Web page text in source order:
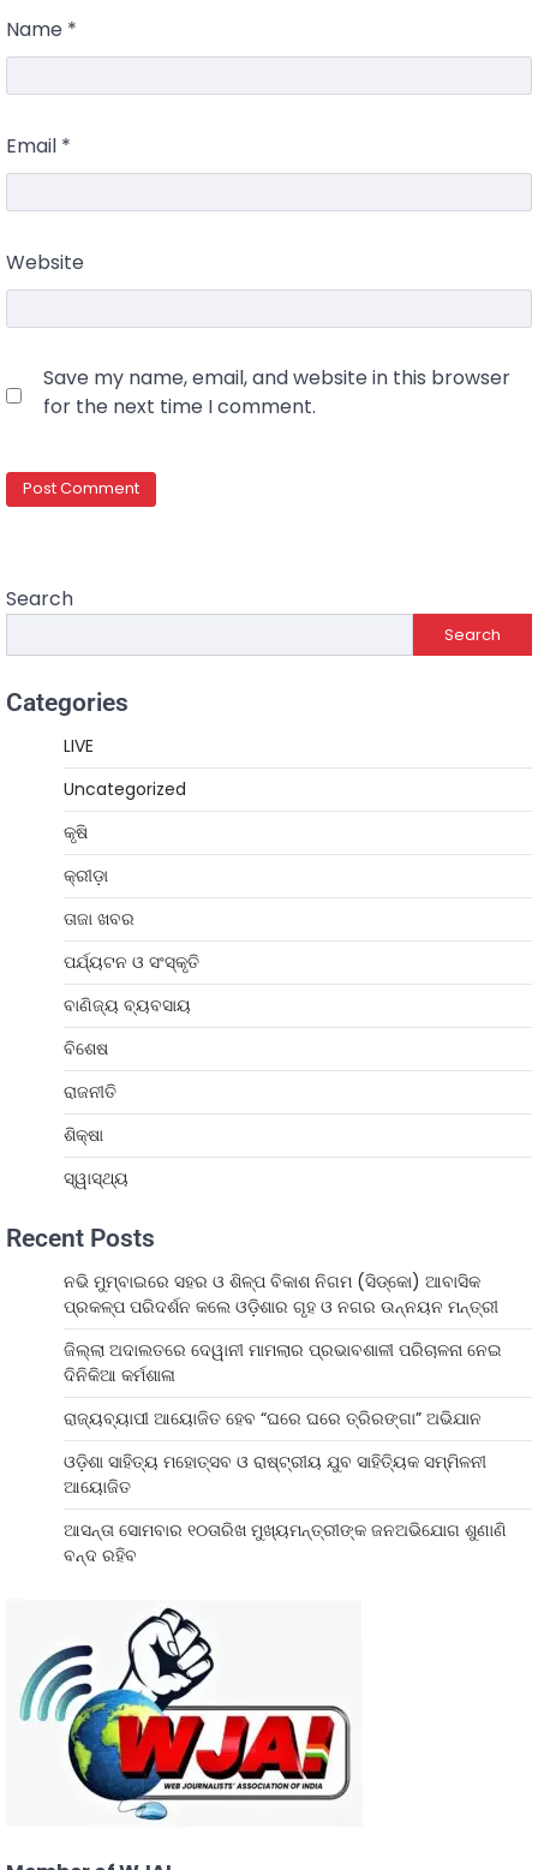
Name *
Email *
Website
Save my name, email, and website in this browser
for the next time I comment.
Search
Search
Categories
LIVE
Uncategorized
କୃଷି
କ୍ରୀଡ଼ା
ତାଜା ଖବର
ପର୍ଯ୍ୟଟନ ଓ ସଂସ୍କୃତି
ବାଣିଜ୍ୟ ବ୍ୟବସାୟ
ବିଶେଷ
ରାଜନୀତି
ଶିକ୍ଷା
ସ୍ୱାସ୍ଥ୍ୟ
Recent Posts
ନଭି ମୁମ୍ବାଇରେ ସହର ଓ ଶିଳ୍ପ ବିକାଶ ନିଗମ (ସିଡ୍‌କୋ) ଆବାସିକ
ପ୍ରକଳ୍ପ ପରିଦର୍ଶନ କଲେ ଓଡ଼ିଶାର ଗୃହ ଓ ନଗର ଉନ୍ନୟନ ମନ୍ତ୍ରୀ
ଜିଲ୍ଲା ଅଦାଲତରେ ଦେୱାନୀ ମାମଲାର ପ୍ରଭାବଶାଳୀ ପରିଚାଳନା ନେଇ
ଦିନିକିଆ କର୍ମଶାଳା
ରାଜ୍ୟବ୍ୟାପୀ ଆୟୋଜିତ ହେବ “ଘରେ ଘରେ ତ୍ରିରଙ୍ଗା” ଅଭିଯାନ
ଓଡ଼ିଶା ସାହିତ୍ୟ ମହୋତ୍ସବ ଓ ରାଷ୍ଟ୍ରୀୟ ଯୁବ ସାହିତ୍ୟିକ ସମ୍ମିଳନୀ
ଆୟୋଜିତ
ଆସନ୍ତା ସୋମବାର ୧୦ତାରିଖ ମୁଖ୍ୟମନ୍ତ୍ରୀଙ୍କ ଜନଅଭିଯୋଗ ଶୁଣାଣି
ବନ୍ଦ ରହିବ